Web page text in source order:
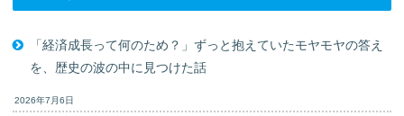
「経済成長って何のため？」ずっと抱えていたモヤモヤの答え
を、歴史の波の中に見つけた話
2026年7月6日